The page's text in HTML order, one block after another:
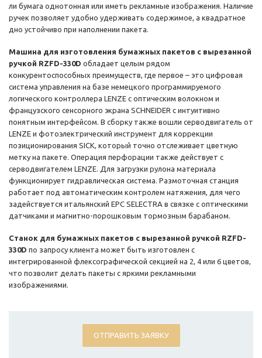
ли бумага однотонная или иметь рекламные изображения. Наличие
ручек позволяет удобно удерживать содержимое, а квадратное
дно устойчиво при наполнении пакета.
Машина для изготовления бумажных пакетов с вырезанной
ручкой RZFD-330D обладает целым рядом
конкурентоспособных преимуществ, где первое – это цифровая
система управления на базе немецкого программируемого
логического контроллера LENZE с оптическим волокном и
французского сенсорного экрана SCHNEIDER с интуитивно
понятным интерфейсом. В сборку также вошли серводвигатель от
LENZE и фотоэлектрический инструмент для коррекции
позиционирования SICK, который точно отслеживает цветную
метку на пакете. Операция перфорации также действует с
серводвигателем LENZE. Для загрузки рулона материала
функционирует гидравлическая система. Размоточная станция
работает под автоматическим контролем натяжения, для чего
задействуется итальянский EPC SELECTRA в связке с оптическими
датчиками и магнитно-порошковым тормозным барабаном.
Станок для бумажных пакетов с вырезанной ручкой RZFD-
330D по запросу клиента может быть изготовлен с
интегрированной флексографической секцией на 2, 4 или 6 цветов,
что позволит делать пакеты с яркими рекламными
изображениями.
ОТПРАВИТЬ ЗАЯВКУ